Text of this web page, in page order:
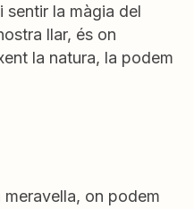
sentir la màgia del
llar, és on
la natura, la podem
on podem